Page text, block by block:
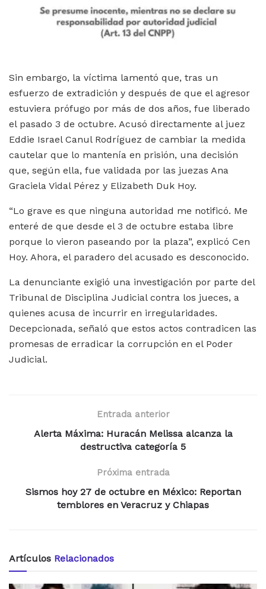
Sin embargo, la víctima lamentó que, tras un
esfuerzo de extradición y después de que el agresor
estuviera prófugo por más de dos años, fue liberado
el pasado 3 de octubre. Acusó directamente al juez
Eddie Israel Canul Rodríguez de cambiar la medida
cautelar que lo mantenía en prisión, una decisión
que, según ella, fue validada por las juezas Ana
Graciela Vidal Pérez y Elizabeth Duk Hoy.
“Lo grave es que ninguna autoridad me notificó. Me
enteré de que desde el 3 de octubre estaba libre
porque lo vieron paseando por la plaza”, explicó Cen
Hoy. Ahora, el paradero del acusado es desconocido.
La denunciante exigió una investigación por parte del
Tribunal de Disciplina Judicial contra los jueces, a
quienes acusa de incurrir en irregularidades.
Decepcionada, señaló que estos actos contradicen las
promesas de erradicar la corrupción en el Poder
Judicial.
Entrada anterior
Alerta Máxima: Huracán Melissa alcanza la
destructiva categoría 5
Próxima entrada
Sismos hoy 27 de octubre en México: Reportan
temblores en Veracruz y Chiapas
Artículos Relacionados